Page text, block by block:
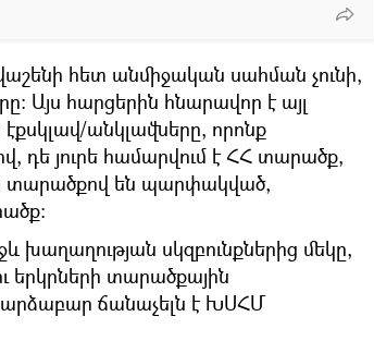
հետ անմիջական սահման չունի,
Այս հարցերին հնարավոր է այլ
էքսկլավ/անկլավները, որոնք
յուրե համարվում է ՀՀ տարածք,
տարածքով են պարփակված,
խաղաղության սկզբունքներից մեկը,
երկրների տարածքային
ճանաչելն է ԽՍՀՄ